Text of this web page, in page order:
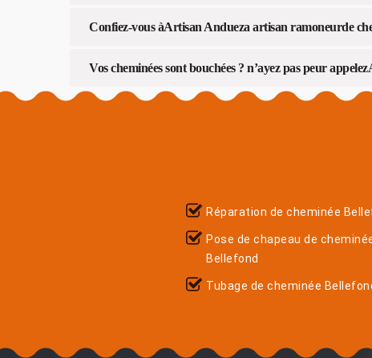
Confiez-vous àArtisan Andueza artisan ramoneurde
Vos cheminées sont bouchées ? n’ayez pas peur
Réparation de cheminée
Pose de chapeau de
Bellefond
Tubage de cheminée